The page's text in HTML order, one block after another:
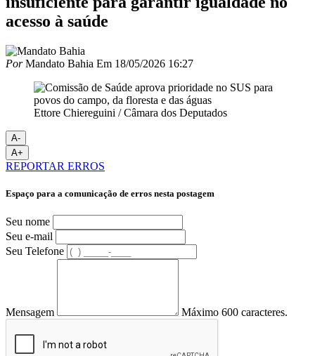
acesso à saúde
PorMandato Bahia Em 18/05/2026 16:27
Ettore Chiereguini / Câmara dos Deputados
A-
A+
REPORTAR ERROS
Espaço para a comunicação de erros nesta postagem
Seu nome
Seu e-mail
Seu Telefone
Mensagem Máximo 600 caracteres.